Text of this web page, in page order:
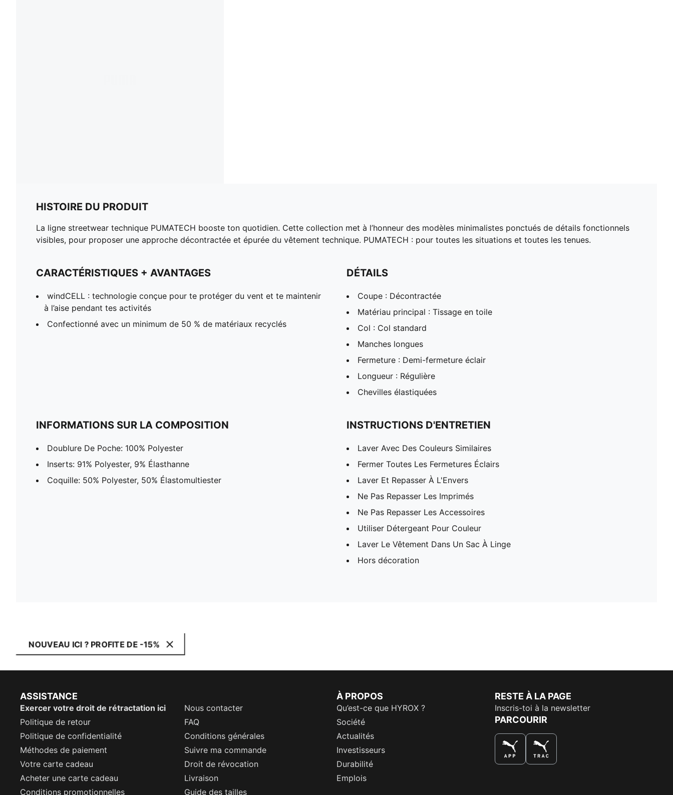
HISTOIRE DU PRODUIT
La ligne streetwear technique PUMATECH booste ton quotidien. Cette collection met à l’honneur des modèles minimalistes ponctués de détails fonctionnels
visibles, pour proposer une approche décontractée et épurée du vêtement technique. PUMATECH : pour toutes les situations et toutes les tenues.
CARACTÉRISTIQUES + AVANTAGES
windCELL : technologie conçue pour te protéger du vent et te maintenir
à l’aise pendant tes activités
Confectionné avec un minimum de 50 % de matériaux recyclés
DÉTAILS
Coupe : Décontractée
Matériau principal : Tissage en toile
Col : Col standard
Manches longues
Fermeture : Demi-fermeture éclair
Longueur : Régulière
Chevilles élastiquées
INFORMATIONS SUR LA COMPOSITION
Doublure De Poche: 100% Polyester
Inserts: 91% Polyester, 9% Élasthanne
Coquille: 50% Polyester, 50% Élastomultiester
INSTRUCTIONS D'ENTRETIEN
Laver Avec Des Couleurs Similaires
Fermer Toutes Les Fermetures Éclairs
Laver Et Repasser À L'Envers
Ne Pas Repasser Les Imprimés
Ne Pas Repasser Les Accessoires
Utiliser Détergeant Pour Couleur
Laver Le Vêtement Dans Un Sac À Linge
Hors décoration
NOUVEAU ICI ? PROFITE DE -15%
ASSISTANCE
Exercer votre droit de rétractation ici
Nous contacter
Politique de retour
FAQ
Politique de confidentialité
Conditions générales
Méthodes de paiement
Suivre ma commande
Votre carte cadeau
Droit de révocation
Acheter une carte cadeau
Livraison
Conditions promotionnelles
Guide des tailles
À PROPOS
Qu’est-ce que HYROX ?
Société
Actualités
Investisseurs
Durabilité
Emplois
RESTE À LA PAGE
Inscris-toi à la newsletter
PARCOURIR